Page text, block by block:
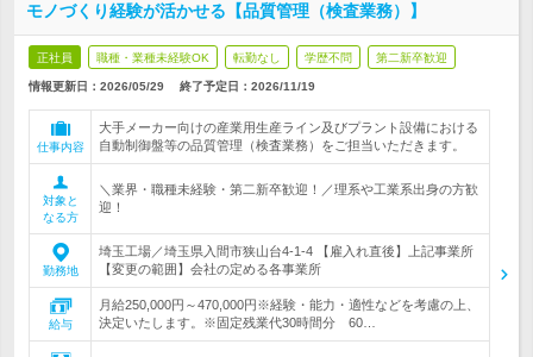
モノづくり経験が活かせる【品質管理（検査業務）】
正社員 職種・業種未経験OK 転勤なし 学歴不問 第二新卒歓迎
情報更新日：2026/05/29 終了予定日： 2026/11/19
仕事内容
大手メーカー向けの産業用生産ライン及びプラント設備における
自動制御盤等の品質管理（検査業務）をご担当いただきます。
対象と
なる方
＼業界・職種未経験・第二新卒歓迎！／理系や工業系出身の方歓
迎！
勤務地
埼玉工場／埼玉県入間市狭山台4-1-4 【雇入れ直後】上記事業所
【変更の範囲】会社の定める各事業所
給与
月給250,000円～470,000円※経験・能力・適性などを考慮の上、
決定いたします。※固定残業代30時間分 60…